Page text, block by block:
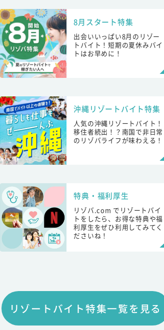
8月スタート特集
出会いいっぱい8月のリゾー
トバイト！短期の夏休みバイ
トはお早めに！
沖縄リゾートバイト特集
人気の沖縄リゾートバイト！
移住者続出！？南国で非日常
のリゾバライフが味わえる！
特典・福利厚生
リゾバ.com でリゾートバイ
トをしたら、お得な特典や福
利厚生をぜひ利用してみてく
ださいね！
リゾートバイト特集一覧を見る